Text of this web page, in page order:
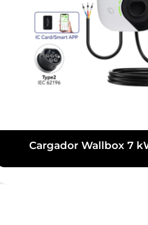
Cargador Wallbox 7